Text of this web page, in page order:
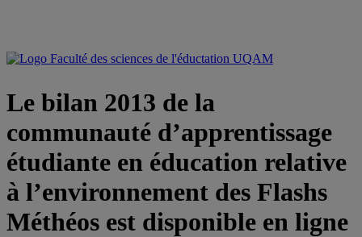
Le bilan 2013 de la
communauté d’apprentissage
étudiante en éducation relative
à l’environnement des Flashs
Méthéos est disponible en ligne